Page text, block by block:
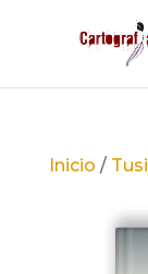
Inicio /